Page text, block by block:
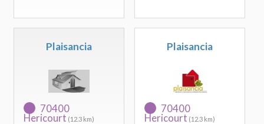
Plaisancia
70400
Hericourt (12.3 km)
Plaisancia
70400
Hericourt (12.3 km)